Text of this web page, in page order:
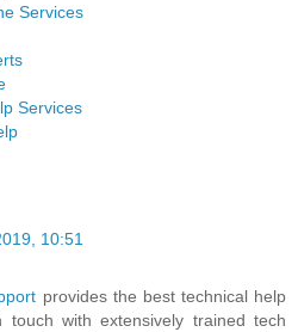
Services
Services
10:51
provides the best technical help
with extensively trained tech